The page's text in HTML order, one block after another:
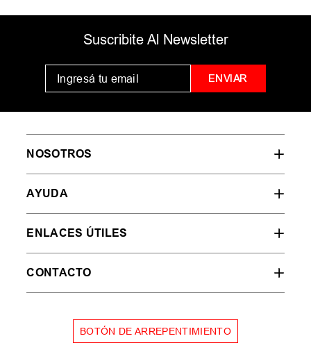
Suscribite Al Newsletter
ENVIAR
NOSOTROS
AYUDA
ENLACES ÚTILES
CONTACTO
BOTÓN DE ARREPENTIMIENTO